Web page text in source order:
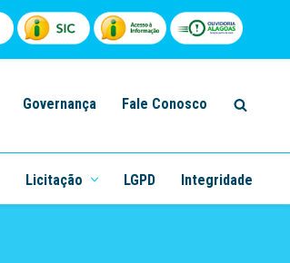
Governança Fale Conosco
Licitação LGPD Integridade